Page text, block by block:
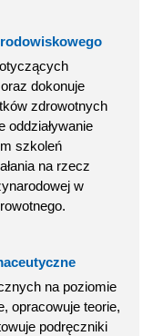
dokonuje
zdrowotnych
oddziaływanie
szkoleń
na rzecz
w
na poziomie
opracowuje teorie,
podręczniki